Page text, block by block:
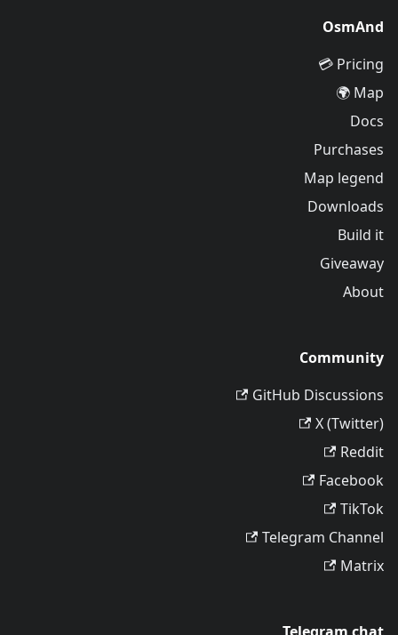
OsmAnd
Pricing 💳
Map 🌍
Docs
Purchases
Map legend
Downloads
Build it
Giveaway
About
Community
GitHub Discussions
X (Twitter)
Reddit
Facebook
TikTok
Telegram Channel
Matrix